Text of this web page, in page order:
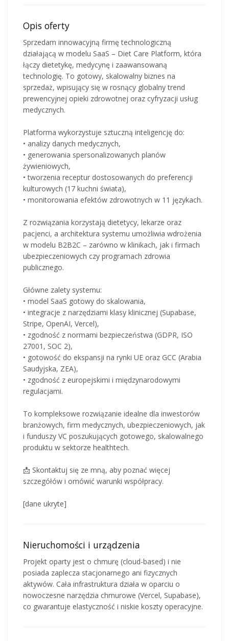
Opis oferty
Sprzedam innowacyjną firmę technologiczną
działającą w modelu SaaS – Diet Care Platform, która
łączy dietetykę, medycynę i zaawansowaną
technologię. To gotowy, skalowalny biznes na
sprzedaż, wpisujący się w rosnący globalny trend
prewencyjnej opieki zdrowotnej oraz cyfryzacji usług
medycznych.
Platforma wykorzystuje sztuczną inteligencję do:
• analizy danych medycznych,
• generowania spersonalizowanych planów
żywieniowych,
• tworzenia receptur dostosowanych do preferencji
kulturowych (17 kuchni świata),
• monitorowania efektów zdrowotnych w 11 językach.
Z rozwiązania korzystają dietetycy, lekarze oraz
pacjenci, a architektura systemu umożliwia wdrożenia
w modelu B2B2C – zarówno w klinikach, jak i firmach
ubezpieczeniowych czy programach zdrowia
publicznego.
Główne zalety systemu:
• model SaaS gotowy do skalowania,
• integracje z narzędziami klasy klinicznej (Supabase,
Stripe, OpenAI, Vercel),
• zgodność z normami bezpieczeństwa (GDPR, ISO
27001, SOC 2),
• gotowość do ekspansji na rynki UE oraz GCC (Arabia
Saudyjska, ZEA),
• zgodność z europejskimi i międzynarodowymi
regulacjami.
To kompleksowe rozwiązanie idealne dla inwestorów
branżowych, firm medycznych, ubezpieczeniowych, jak
i funduszy VC poszukujących gotowego, skalowalnego
produktu w sektorze healthtech.
📩 Skontaktuj się ze mną, aby poznać więcej
szczegółów i omówić warunki współpracy.
[dane ukryte]
Nieruchomości i urządzenia
Projekt oparty jest o chmurę (cloud-based) i nie
posiada zaplecza stacjonarnego ani fizycznych
aktywów. Cała infrastruktura działa w oparciu o
nowoczesne narzędzia chmurowe (Vercel, Supabase),
co gwarantuje elastyczność i niskie koszty operacyjne.